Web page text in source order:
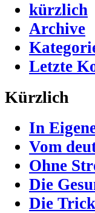
kürzlich
Archive
Letzte
Kürzlich
In
Vom
Ohne
Die
Die